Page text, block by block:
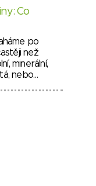
Co
po
než
minerální,
nebo…